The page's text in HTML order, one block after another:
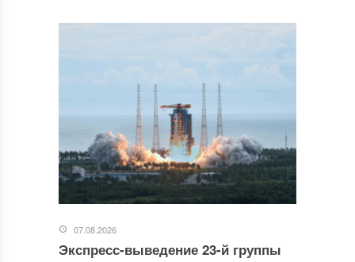
07.08.2026
Экспресс-выведение 23-й группы